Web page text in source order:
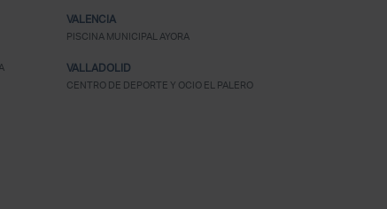
VALENCIA
PISCINA MUNICIPAL AYORA
VALLADOLID
CENTRO DE DEPORTE Y OCIO EL PALERO